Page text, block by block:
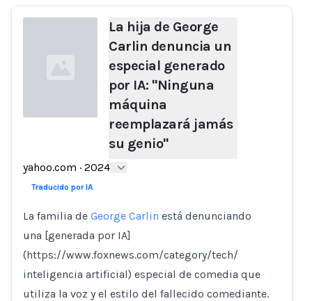
La hija de George
Carlin denuncia un
especial generado
por IA: "Ninguna
máquina
reemplazará jamás
su genio"
yahoo.com · 2024
Traducido por IA
La familia de George Carlin está denunciando
una [generada por IA]
(https://www.foxnews.com/category/tech/
inteligencia artificial) especial de comedia que
utiliza la voz y el estilo del fallecido comediante.